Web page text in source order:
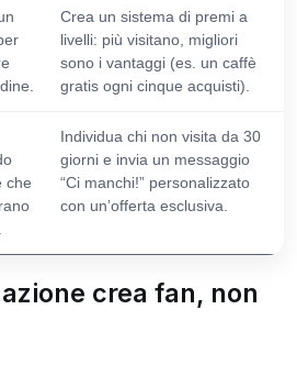
Crea un sistema di premi a
livelli: più visitano, migliori
sono i vantaggi (es. un caffè
gratis ogni cinque acquisti).
che
Individua chi non visita da 30
giorni e invia un messaggio
“Ci manchi!” personalizzato
con un’offerta esclusiva.
crea fan, non